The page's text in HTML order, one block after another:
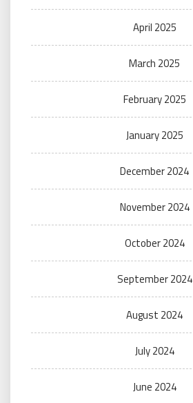
April 2025
March 2025
February 2025
January 2025
December 2024
November 2024
October 2024
September 2024
August 2024
July 2024
June 2024